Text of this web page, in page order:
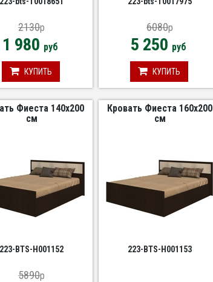
2130p
1 980 руб
КУПИТЬ
6080p
5 250 руб
КУПИТЬ
Фиеста 140х200
см
223-BTS-Н001152
5890p
Кровать Фиеста 160х200
см
223-BTS-Н001153